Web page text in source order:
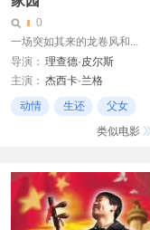
0
一场突如其来的龙卷风和...
导演： 理查德·皮尔斯
主演： 杰西卡·兰格
山姆·夏普德
动情 生还
父女
类似电影